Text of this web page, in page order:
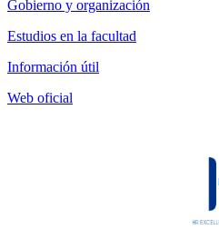
Gobierno y organización
Estudios en la facultad
Información útil
Web oficial